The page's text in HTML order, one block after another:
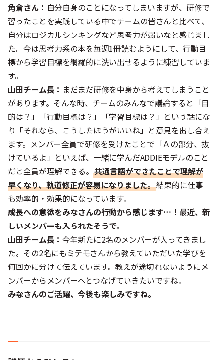
角倉さん： 自分自身のことになってしまいますが、研修で
習ったことを実践している中でチームの皆さんと比べて、
自分はロジカルシンキングなど思考力が弱いなと感じまし
た。今は思考力系の本を毎週1冊読むようにして、行動目
標から学習目標を網羅的に洗い出せるように練習していま
す。
山田チーム長： まだまだ研修を中身から考えてしまうこと
があります。そんな時、チームのみんなで議論すると「目
的は？」「行動目標は？」「学習目標は？」という話にな
り「それなら、こうしたほうがいいね」と意見を出し合え
ます。メンバー全員で研修を受けたことで「Ａの部分、抜
けているよ」といえば、一緒に学んだADDIEモデルのこと
だと全員が理解できる。 共通言語ができたことで理解が
早くなり、軌道修正が容易になりました。結果的に仕事
も効率的・効果的になっています。
――成長への意欲をみなさんの行動から感じます…！最近、新
しいメンバーも入られたそうで。
山田チーム長： 今年新たに2名のメンバーが入ってきまし
た。その2名にもミテモさんから教えていただいた学びを
何回かに分けて伝えています。教えが途切れないようにメ
ンバーからメンバーへとつなげていきたいですね。
――みなさんのご活躍、今後も楽しみですね。